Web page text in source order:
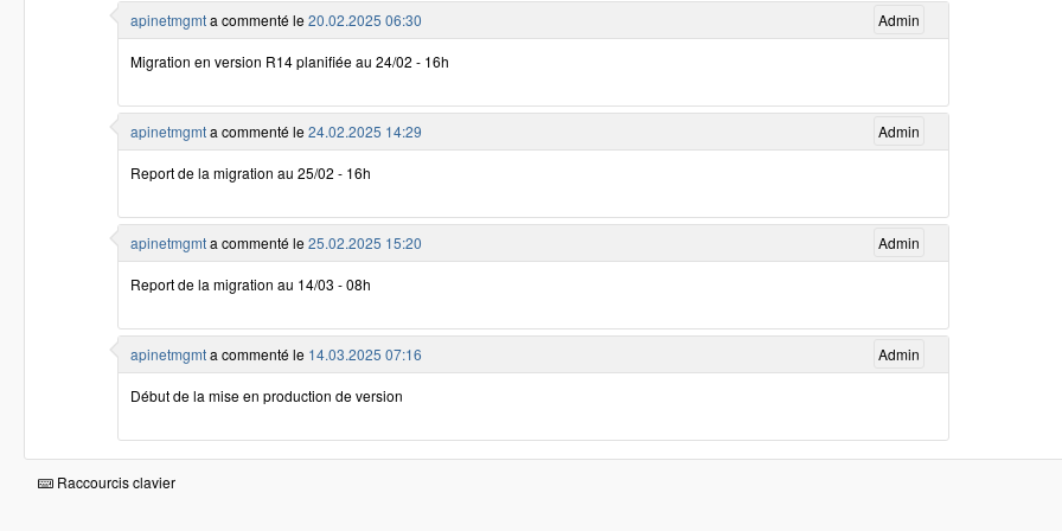
Admin
apinetmgmta commenté le20.02.2025 06:30
Migration en version R14 planifiée au 24/02 - 16h
Admin
apinetmgmta commenté le24.02.2025 14:29
Report de la migration au 25/02 - 16h
Admin
apinetmgmta commenté le25.02.2025 15:20
Report de la migration au 14/03 - 08h
Admin
apinetmgmta commenté le 14.03.2025 07:16
Début de la mise en production de version
Raccourcis clavier